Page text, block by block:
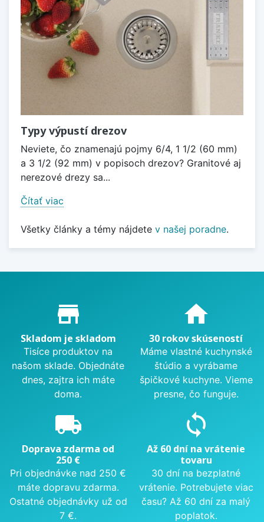
Typy výpustí drezov
Neviete, čo znamenajú pojmy 6/4, 1 1/2 (60 mm)
a 3 1/2 (92 mm) v popisoch drezov? Granitové aj
nerezové drezy sa...
Čítať viac
Všetky články a témy nájdete v našej poradne.
Proč nakupovat u nás?
store_mall_directory
Skladom je skladom
Tisíce produktov na
našom sklade. Objednáte
dnes, zajtra ich máte
doma.
home
30 rokov skúseností
Máme vlastné kuchynské
štúdio a vyrábame
špičkové kuchyne. Vieme
presne, čo funguje.
local_shipping
Doprava zdarma od
250 €
Pri objednávke nad 250 €
máte dopravu zdarma.
Ostatné objednávky už od
7 €.
sync
Až 60 dní na vrátenie
tovaru
30 dní na bezplatné
vrátenie. Potrebujete viac
času? Až 60 dní za malý
poplatok.